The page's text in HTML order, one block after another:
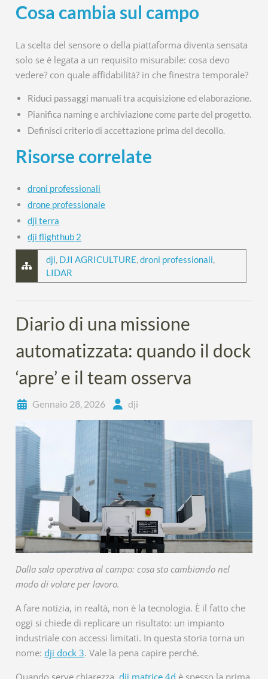
Cosa cambia sul campo
La scelta del sensore o della piattaforma diventa sensata
solo se è legata a un requisito misurabile: cosa devo
vedere? con quale affidabilità? in che finestra temporale?
Riduci passaggi manuali tra acquisizione ed elaborazione.
Pianifica naming e archiviazione come parte del progetto.
Definisci criterio di accettazione prima del decollo.
Risorse correlate
droni professionali
drone professionale
dji terra
dji flighthub 2
dji, DJI AGRICULTURE,droni professionali,
LIDAR
Diario di una missione
automatizzata: quando il dock
‘apre’ e il team osserva
Gennaio 28, 2026 dji
Dalla sala operativa al campo: cosa sta cambiando nel
modo di volare per lavoro.
A fare notizia, in realtà, non è la tecnologia. È il fatto che
oggi si chiede di replicare un risultato: un impianto
industriale con accessi limitati. In questa storia torna un
nome:dji dock 3. Vale la pena capire perché.